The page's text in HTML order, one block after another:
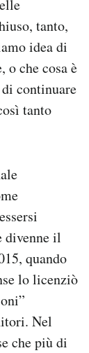
tanto,
idea di
o che cosa è
continuare
tanto
divenne il
quando
lo licenziò
Nel
che più di